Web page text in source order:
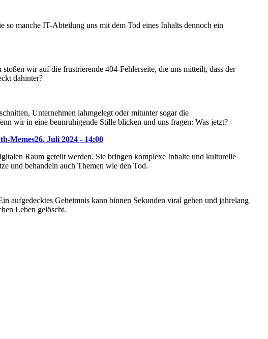
so manche IT-Abteilung uns mit dem Tod eines Inhalts dennoch ein
wir auf die frustrierende 404-Fehlerseite, die uns mitteilt, dass der
dahinter?
Unternehmen lahmgelegt oder mitunter sogar die
wir in eine beunruhigende Stille blicken und uns fragen: Was jetzt?
Memes26. Juli 2024 - 14:00
Raum geteilt werden. Sie bringen komplexe Inhalte und kulturelle
und behandeln auch Themen wie den Tod.
aufgedecktes Geheimnis kann binnen Sekunden viral gehen und jahrelang
Leben gelöscht.